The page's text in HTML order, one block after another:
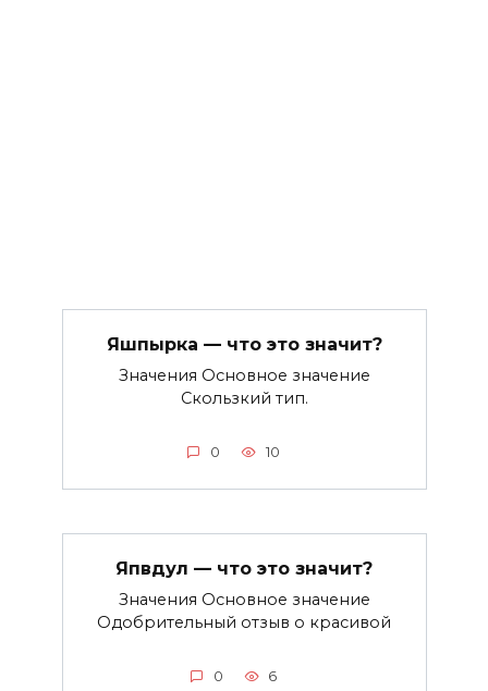
Яшпырка — что это значит?
Значения Основное значение
Скользкий тип.
0 10
Япвдул — что это значит?
Значения Основное значение
Одобрительный отзыв о красивой
0 6